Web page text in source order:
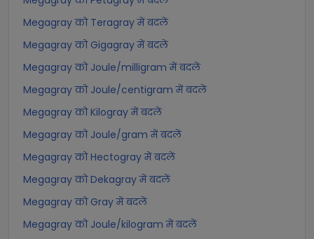
Megagray को Teragray में बदलें
Megagray को Gigagray में बदलें
Megagray को Joule/milligram में बदलें
Megagray को Joule/centigram में बदलें
Megagray को Kilogray में बदलें
Megagray को Joule/gram में बदलें
Megagray को Hectogray में बदलें
Megagray को Dekagray में बदलें
Megagray को Gray में बदलें
Megagray को Joule/kilogram में बदलें